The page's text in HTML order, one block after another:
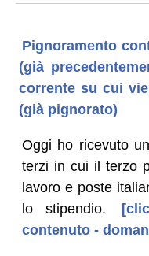
Pignoramento
(già
corrente su cui
(già pignorato)
Oggi ho ricevuto
terzi in cui il terzo
lavoro e poste
lo stipendio.
contenuto -